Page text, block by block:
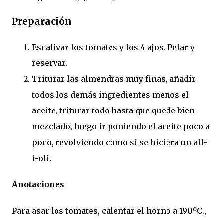
Preparación
Escalivar los tomates y los 4 ajos. Pelar y
reservar.
Triturar las almendras muy finas, añadir
todos los demás ingredientes menos el
aceite, triturar todo hasta que quede bien
mezclado, luego ir poniendo el aceite poco a
poco, revolviendo como si se hiciera un all-
i-oli.
Anotaciones
Para asar los tomates, calentar el horno a 190ºC.,